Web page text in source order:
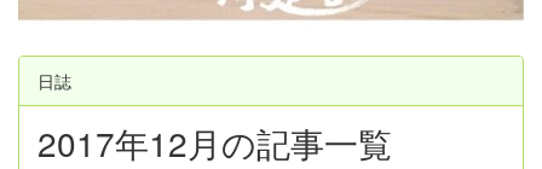
日誌
2017年12月の記事一覧